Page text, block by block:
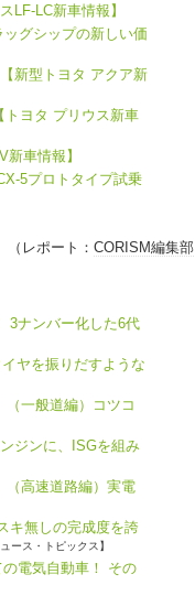
LC新車情報】
グシップの新しい価
新型トヨタ アクア新
トヨタ プリウス新車
車情報】
5プロトタイプ試乗
（レポート： CORISM編集部
3ナンバー化した6代
ヤを振りだすような
（一般道編）コツコ
ジンに、ISGを組み
（高速道路編）実電
キ無しの完成度を誇
ュース・トピックス】
電気自動車！ その